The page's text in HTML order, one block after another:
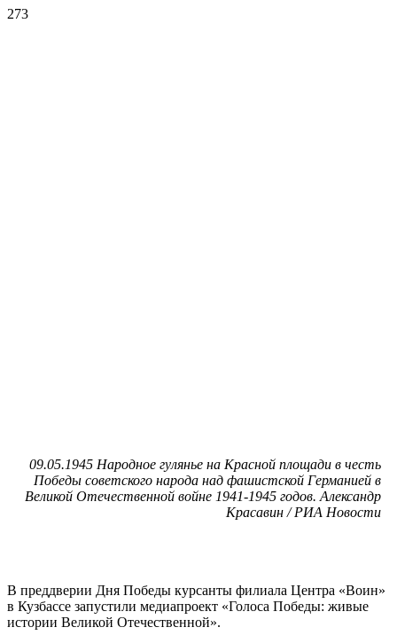
273
09.05.1945 Народное гулянье на Красной площади в честь
Победы советского народа над фашистской Германией в
Великой Отечественной войне 1941-1945 годов. Александр
Красавин / РИА Новости
В преддверии Дня Победы курсанты филиала Центра «Воин»
в Кузбассе запустили медиапроект «Голоса Победы: живые
истории Великой Отечественной».